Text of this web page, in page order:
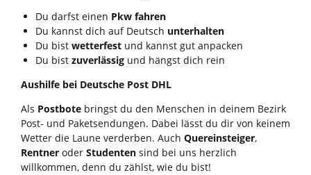
Du darfst einen Pkw fahren
Du kannst dich auf Deutsch unterhalten
Du bist wetterfest und kannst gut anpacken
Du bist zuverlässig und hängst dich rein
Aushilfe bei Deutsche Post DHL
Als Postbote bringst du den Menschen in deinem Bezirk
Post- und Paketsendungen. Dabei lässt du dir von keinem
Wetter die Laune verderben. Auch Quereinsteiger,
Rentner oder Studenten sind bei uns herzlich
willkommen, denn du zählst, wie du bist!